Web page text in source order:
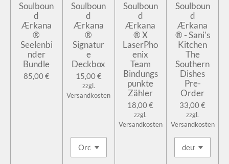
Soulboun
d
Ærkana
®
Seelenbi
nder
Bundle
85,00 €
Soulboun
d
Ærkana
®
Signatur
e
Deckbox
15,00 €
zzgl.
Versandkosten
Soulboun
d
Ærkana
® X
LaserPho
enix
Team
Bindungs
punkte
Zähler
18,00 €
zzgl.
Versandkosten
Soulboun
d
Ærkana
® - Sani's
Kitchen
The
Southern
Dishes
Pre-
Order
33,00 €
zzgl.
Versandkosten